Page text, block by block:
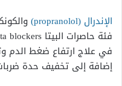
الإندرال (propranolol)
في علاج ارتفاع ضغط الدم
إضافة إلى تخفيف حدة